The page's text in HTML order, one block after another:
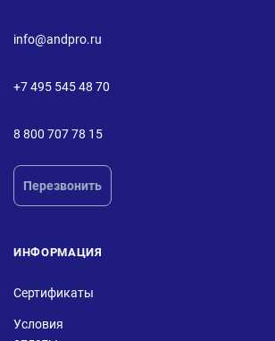
info@andpro.ru
+7 495 545 48 70
8 800 707 78 15
Перезвонить
ИНФОРМАЦИЯ
Сертификаты
Условия